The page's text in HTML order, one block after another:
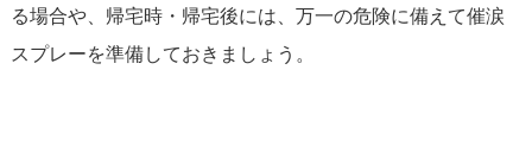
る場合や、帰宅時・帰宅後には、万一の危険に備えて催涙
スプレーを準備しておきましょう。